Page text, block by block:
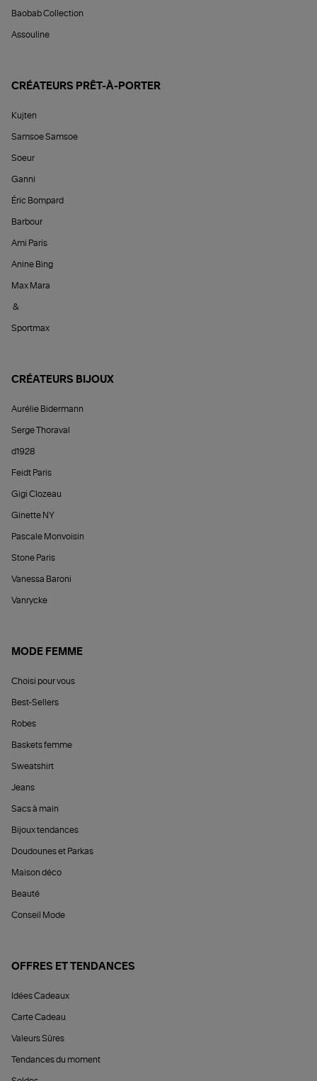
Baobab Collection
Assouline
CRÉATEURS PRÊT-À-PORTER
Kujten
Samsoe Samsoe
Soeur
Ganni
Éric Bompard
Barbour
Ami Paris
Anine Bing
Max Mara
&
Sportmax
CRÉATEURS BIJOUX
Aurélie Bidermann
Serge Thoraval
d1928
Feidt Paris
Gigi Clozeau
Ginette NY
Pascale Monvoisin
Stone Paris
Vanessa Baroni
Vanrycke
MODE FEMME
Choisi pour vous
Best-Sellers
Robes
Baskets femme
Sweatshirt
Jeans
Sacs à main
Bijoux tendances
Doudounes et Parkas
Maison déco
Beauté
Conseil Mode
OFFRES ET TENDANCES
Idées Cadeaux
Carte Cadeau
Valeurs Sûres
Tendances du moment